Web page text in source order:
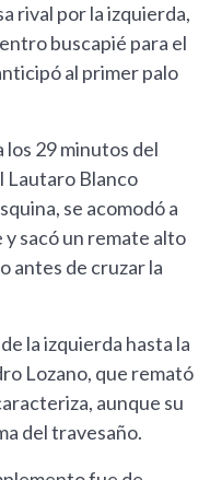
rival por la izquierda,
buscapié para el
al primer palo
los 29 minutos del
Lautaro Blanco
se acomodó a
sacó un remate alto
antes de cruzar la
la izquierda hasta la
Lozano, que remató
aunque su
del travesaño.